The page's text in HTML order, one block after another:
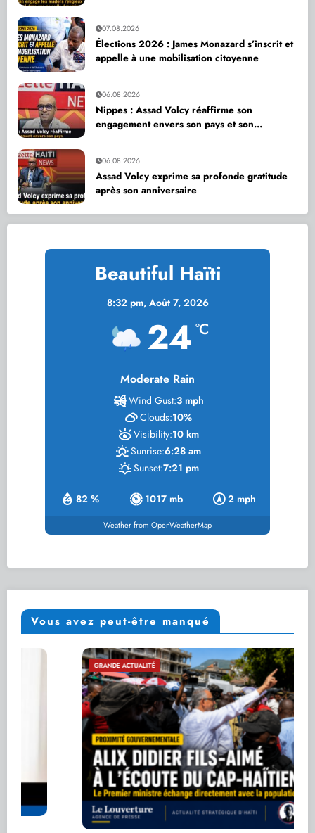
07.08.2026
Élections 2026 : James Monazard s’inscrit et
appelle à une mobilisation citoyenne
06.08.2026
Nippes : Assad Volcy réaffirme son
engagement envers son pays et son
06.08.2026
Assad Volcy exprime sa profonde gratitude
après son anniversaire
Beautiful Haïti
8:32 pm, Août 7, 2026
24 °C
Moderate Rain
82 % 1017 mb 2 mph
Wind Gust:3 mph
Clouds:10%
Visibility:10 km
Sunrise:6:28 am
Sunset:7:21 pm
Weather from OpenWeatherMap
Vous avez peut-être manqué
GRANDE ACTUALITÉ